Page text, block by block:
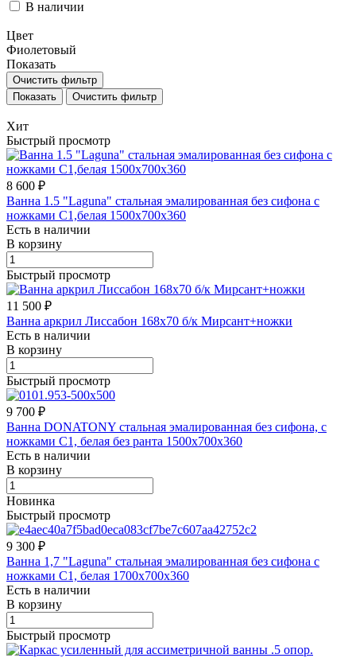
В наличии
Цвет
Фиолетовый
Показать
Очистить фильтр
Очистить фильтр
Хит
Быстрый просмотр
8 600 ₽
Ванна 1.5 "Laguna" стальная эмалированная без сифона с
ножками С1,белая 1500х700х360
Есть в наличии
В корзину
Быстрый просмотр
11 500 ₽
Ванна аркрил Лиссабон 168х70 б/к Мирсант+ножки
Есть в наличии
В корзину
Быстрый просмотр
9 700 ₽
Ванна DONATONY стальная эмалированная без сифона, с
ножками С1, белая без ранта 1500х700х360
Есть в наличии
В корзину
Новинка
Быстрый просмотр
9 300 ₽
Ванна 1,7 "Laguna" стальная эмалированная без сифона с
ножками С1, белая 1700х700х360
Есть в наличии
В корзину
Быстрый просмотр